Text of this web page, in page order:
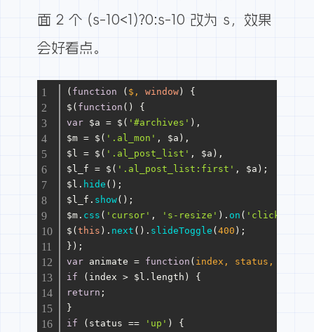
面 2 个 (s-10<1)?0:s-10 改为 s，效果
会好看点。
( function ( $, window ) {
$( function ( ) {
var $a = $( '#archives' ),
$m = $( '.al_mon' , $a),
$l = $( '.al_post_list' , $a),
$l_f = $( '.al_post_list:first' , $a);
$l. hide ();
$l_f. show();
$m. css ( 'cursor' , 's-resize' ). on ( 'click'
$(this ). next (). slideToggle (400 );
});
var animate = function ( index, status, s
if (index > $l. length ) {
return ;
}
if (status == 'up' ) {